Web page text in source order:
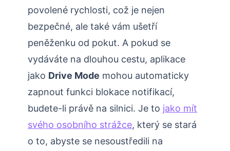
povolené rychlosti, což je nejen
bezpečné, ale také vám ušetří
peněženku od pokut. A pokud se
vydáváte na dlouhou cestu, aplikace
jako Drive Mode mohou automaticky
zapnout funkci blokace notifikací,
budete-li právě na silnici. Je to jako mít
svého osobního strážce, který se stará
o to, abyste se nesoustředili na